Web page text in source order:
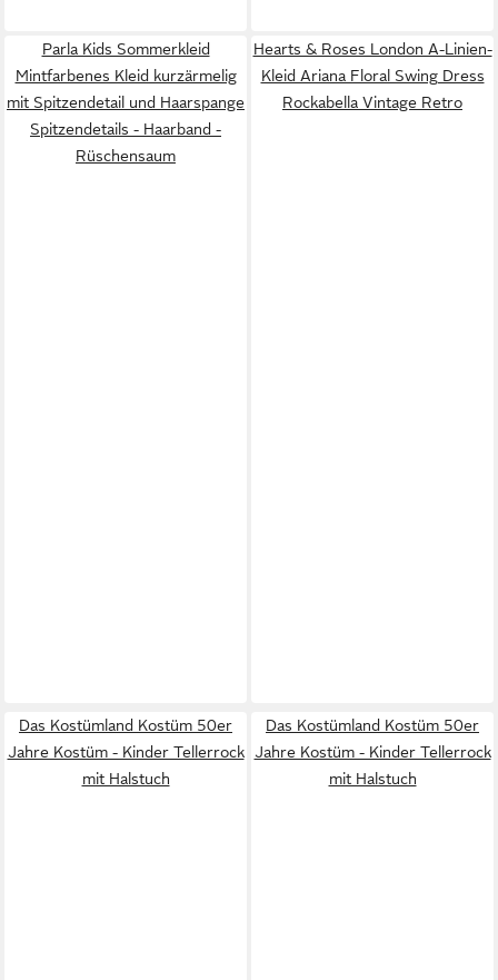
Parla Kids Sommerkleid
Mintfarbenes Kleid kurzärmelig
mit Spitzendetail und Haarspange
Spitzendetails - Haarband -
Rüschensaum
Hearts & Roses London A-Linien-
Kleid Ariana Floral Swing Dress
Rockabella Vintage Retro
Das Kostümland Kostüm 50er
Jahre Kostüm - Kinder Tellerrock
mit Halstuch
Das Kostümland Kostüm 50er
Jahre Kostüm - Kinder Tellerrock
mit Halstuch